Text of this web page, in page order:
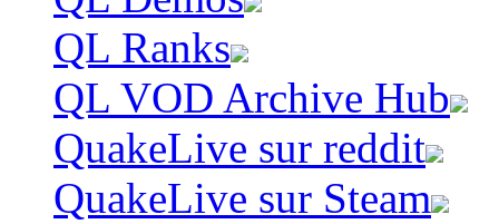
QL Ranks
QL VOD Archive Hub
QuakeLive sur reddit
QuakeLive sur Steam